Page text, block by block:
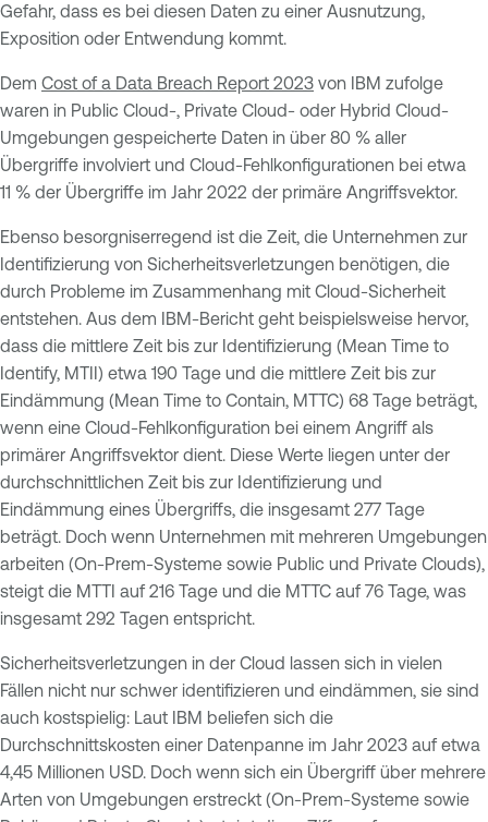
Gefahr, dass es bei diesen Daten zu einer Ausnutzung,
Exposition oder Entwendung kommt.
Dem Cost of a Data Breach Report 2023 von IBM zufolge
waren in Public Cloud-, Private Cloud- oder Hybrid Cloud-
Umgebungen gespeicherte Daten in über 80 % aller
Übergriffe involviert und Cloud-Fehlkonfigurationen bei etwa
11 % der Übergriffe im Jahr 2022 der primäre Angriffsvektor.
Ebenso besorgniserregend ist die Zeit, die Unternehmen zur
Identifizierung von Sicherheitsverletzungen benötigen, die
durch Probleme im Zusammenhang mit Cloud-Sicherheit
entstehen. Aus dem IBM-Bericht geht beispielsweise hervor,
dass die mittlere Zeit bis zur Identifizierung (Mean Time to
Identify, MTII) etwa 190 Tage und die mittlere Zeit bis zur
Eindämmung (Mean Time to Contain, MTTC) 68 Tage beträgt,
wenn eine Cloud-Fehlkonfiguration bei einem Angriff als
primärer Angriffsvektor dient. Diese Werte liegen unter der
durchschnittlichen Zeit bis zur Identifizierung und
Eindämmung eines Übergriffs, die insgesamt 277 Tage
beträgt. Doch wenn Unternehmen mit mehreren Umgebungen
arbeiten (On-Prem-Systeme sowie Public und Private Clouds),
steigt die MTTI auf 216 Tage und die MTTC auf 76 Tage, was
insgesamt 292 Tagen entspricht.
Sicherheitsverletzungen in der Cloud lassen sich in vielen
Fällen nicht nur schwer identifizieren und eindämmen, sie sind
auch kostspielig: Laut IBM beliefen sich die
Durchschnittskosten einer Datenpanne im Jahr 2023 auf etwa
4,45 Millionen USD. Doch wenn sich ein Übergriff über mehrere
Arten von Umgebungen erstreckt (On-Prem-Systeme sowie